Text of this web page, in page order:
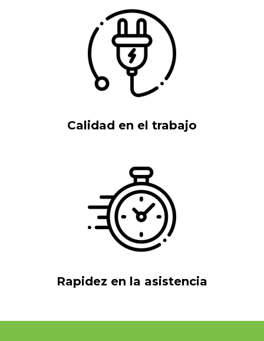
Calidad en el trabajo
Rapidez en la asistencia